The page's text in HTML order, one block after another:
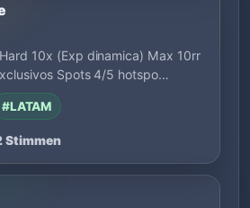
10x (Exp dinamica) Max 10rr
Spots 4/5 hotspo…
#LATAM
Stimmen